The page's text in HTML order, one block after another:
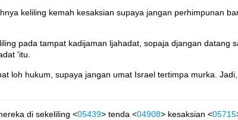
keliling kemah kesaksian supaya jangan perhimpunan
pada tampat kadijaman ljahadat, sopaja djangan
'itu.
loh hukum, supaya jangan umat Israel tertimpa murka.
di sekeliling <05439> tenda <04908> kesaksian <05715